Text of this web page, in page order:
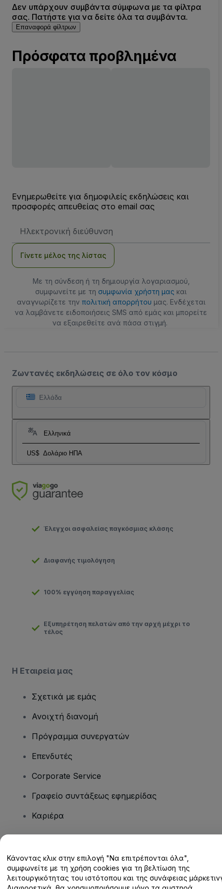
Δεν υπάρχουν συμβάντα σύμφωνα με τα φίλτρα
σας. Πατήστε για να δείτε όλα τα συμβάντα.
Επαναφορά φίλτρων
Πρόσφατα προβλημένα
Ενημερωθείτε για δημοφιλείς εκδηλώσεις και
προσφορές απευθείας στο email σας
Email
Γίνετε μέλος της λίστας
Με τη σύνδεση ή τη δημιουργία λογαριασμού,
συμφωνείτε με τη συμφωνία χρήστη μας και
αναγνωρίζετε την πολιτική απορρήτου μας. Ενδέχεται
να λαμβάνετε ειδοποιήσεις SMS από εμάς και μπορείτε
να εξαιρεθείτε ανά πάσα στιγμή.
Ζωντανές εκδηλώσεις σε όλο τον κόσμο
Ελλάδα
Ελληνικά
US$ Δολάριο ΗΠΑ
Έλεγχοι ασφαλείας παγκόσμιας κλάσης
Διαφανής τιμολόγηση
100% εγγύηση παραγγελίας
Εξυπηρέτηση πελατών από την αρχή μέχρι το
τέλος
Η Εταιρεία μας
Σχετικά με εμάς
Ανοιχτή διανομή
Πρόγραμμα συνεργατών
Επενδυτές
Corporate Service
Γραφείο συντάξεως εφημερίδας
Καριέρα
Κέντρο βοήθειας / Επικοινωνήστε μαζί μας
Κάνοντας κλικ στην επιλογή "Να επιτρέπονται όλα",
συμφωνείτε με τη χρήση cookies για τη βελτίωση της
λειτουργικότητας του ιστότοπου και της συνάφειας